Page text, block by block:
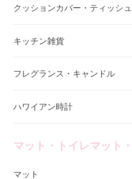
クッションカバー・ティッシ
キッチン雑貨
フレグランス・キャンドル
ハワイアン時計
マット・トイレマット
マット